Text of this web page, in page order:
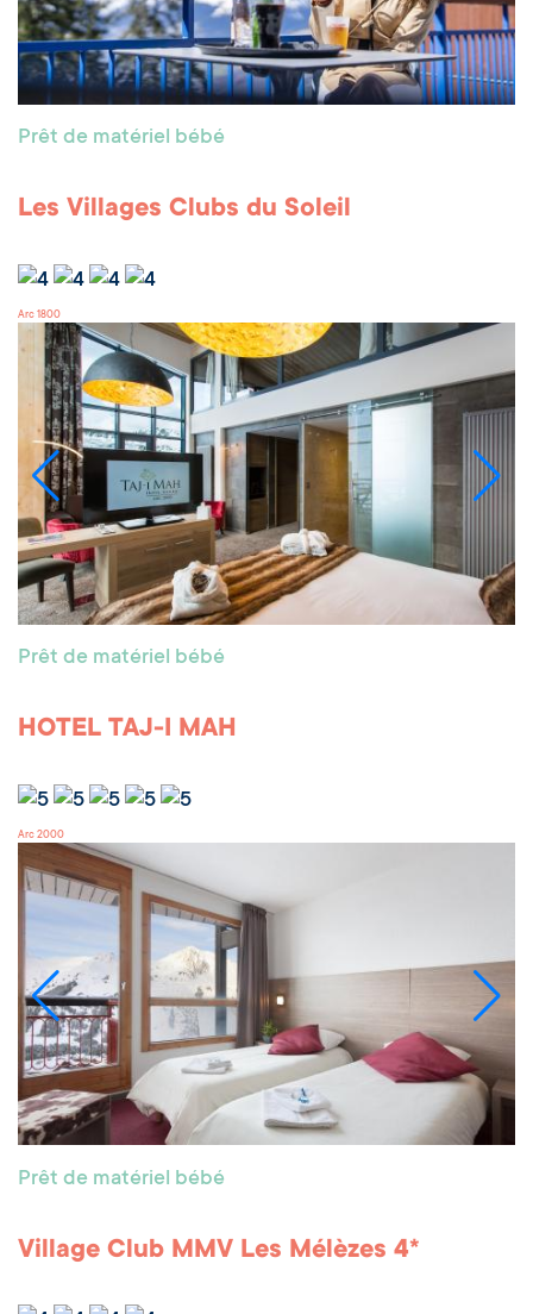
Prêt de matériel bébé
Les Villages Clubs du Soleil
Arc 1800
Prêt de matériel bébé
HOTEL TAJ-I MAH
Arc 2000
Prêt de matériel bébé
Village Club MMV Les Mélèzes 4*